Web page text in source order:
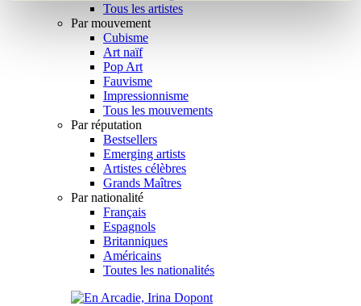
Tous les artistes
Par mouvement
Cubisme
Art naïf
Pop Art
Fauvisme
Impressionnisme
Tous les mouvements
Par réputation
Bestsellers
Emerging artists
Artistes célèbres
Grands Maîtres
Par nationalité
Français
Espagnols
Britanniques
Américains
Toutes les nationalités